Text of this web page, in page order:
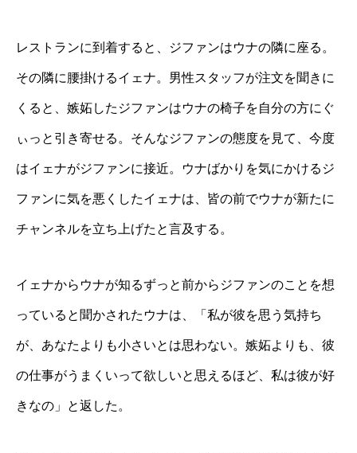
レストランに到着すると、ジファンはウナの隣に座る。
その隣に腰掛けるイェナ。男性スタッフが注文を聞きに
くると、嫉妬したジファンはウナの椅子を自分の方にぐ
ぃっと引き寄せる。そんなジファンの態度を見て、今度
はイェナがジファンに接近。ウナばかりを気にかけるジ
ファンに気を悪くしたイェナは、皆の前でウナが新たに
チャンネルを立ち上げたと言及する。
イェナからウナが知るずっと前からジファンのことを想
っていると聞かされたウナは、「私が彼を思う気持ち
が、あなたよりも小さいとは思わない。嫉妬よりも、彼
の仕事がうまくいって欲しいと思えるほど、私は彼が好
きなの」と返した。